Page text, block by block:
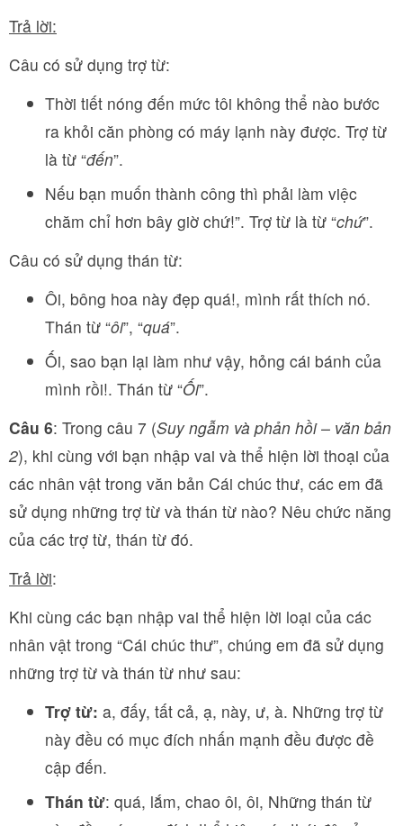
Trả lời:
Câu có sử dụng trợ từ:
Thời tiết nóng đến mức tôi không thể nào bước
ra khỏi căn phòng có máy lạnh này được. Trợ từ
là từ “đến”.
Nếu bạn muốn thành công thì phải làm việc
chăm chỉ hơn bây giờ chứ!”. Trợ từ là từ “chứ”.
Câu có sử dụng thán từ:
Ôi, bông hoa này đẹp quá!, mình rất thích nó.
Thán từ “ôi”, “quá”.
Ối, sao bạn lại làm như vậy, hỏng cái bánh của
mình rồi!. Thán từ “Ối”.
Câu 6: Trong câu 7 (Suy ngẫm và phản hồi – văn bản
2), khi cùng với bạn nhập vai và thể hiện lời thoại của
các nhân vật trong văn bản Cái chúc thư, các em đã
sử dụng những trợ từ và thán từ nào? Nêu chức năng
của các trợ từ, thán từ đó.
Trả lời:
Khi cùng các bạn nhập vai thể hiện lời loại của các
nhân vật trong “Cái chúc thư”, chúng em đã sử dụng
những trợ từ và thán từ như sau:
Trợ từ: a, đấy, tất cả, ạ, này, ư, à. Những trợ từ
này đều có mục đích nhấn mạnh đều được đề
cập đến.
Thán từ: quá, lắm, chao ôi, ôi, Những thán từ